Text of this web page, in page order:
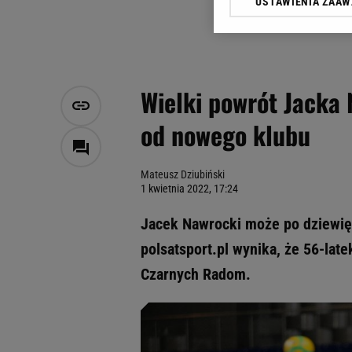
Wielki powrót Jacka
od nowego klubu
Mateusz Dziubiński
1 kwietnia 2022, 17:24
Jacek Nawrocki może po
polsatsport.pl wynika, że 56-
Czarnych Radom.
Klikając „Akceptuję”
Zaufanych Partnerów i
My, nasi Zaufani
Użycie dokładnych
Przechowywanie